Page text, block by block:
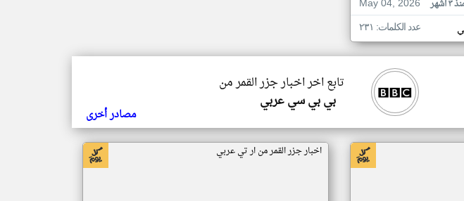
May 04, 2026
٣ أشهر
عدد الكلمات: ٢٣١
تابع اخر اخبار جزر القمر من
بي بي سي عربي
مصادر أخرى
اخبار جزر القمر من ار تي عربي